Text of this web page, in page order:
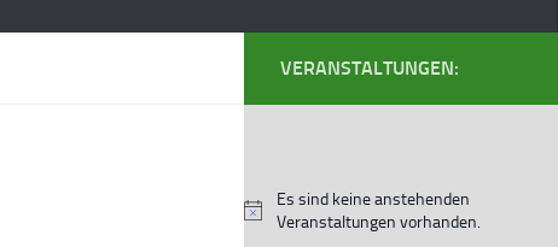
VERANSTALTUNGEN:
Hinweis
Es sind keine anstehenden
Veranstaltungen vorhanden.